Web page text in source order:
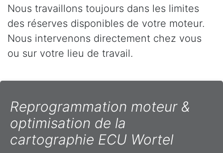
Nous travaillons toujours dans les limites
des réserves disponibles de votre moteur.
Nous intervenons directement chez vous
ou sur votre lieu de travail.
Reprogrammation moteur &
optimisation de la
cartographie ECU Wortel